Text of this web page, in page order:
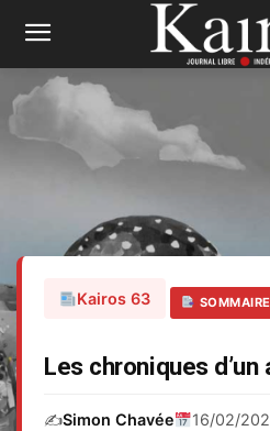
Kairos 63 SOMMAIRE
Les chroniques
✍️Simon Chavée 16/02/